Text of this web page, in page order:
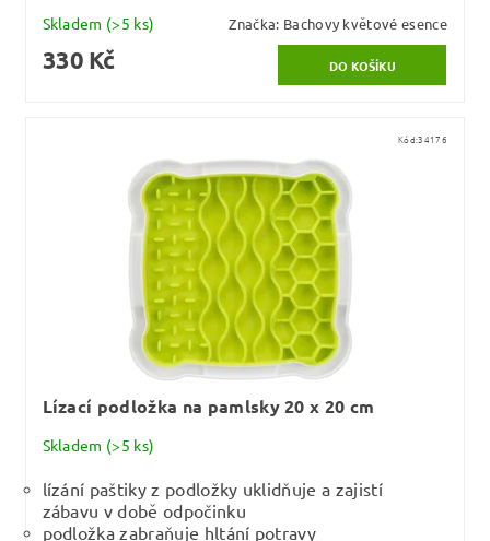
Skladem (>5 ks) Značka: Bachovy květové esence
330 Kč
Kód:34176
Lízací podložka na pamlsky 20 x 20 cm
Skladem (>5 ks)
lízání paštiky z podložky uklidňuje a zajistí
zábavu v době odpočinku
podložka zabraňuje hltání potravy